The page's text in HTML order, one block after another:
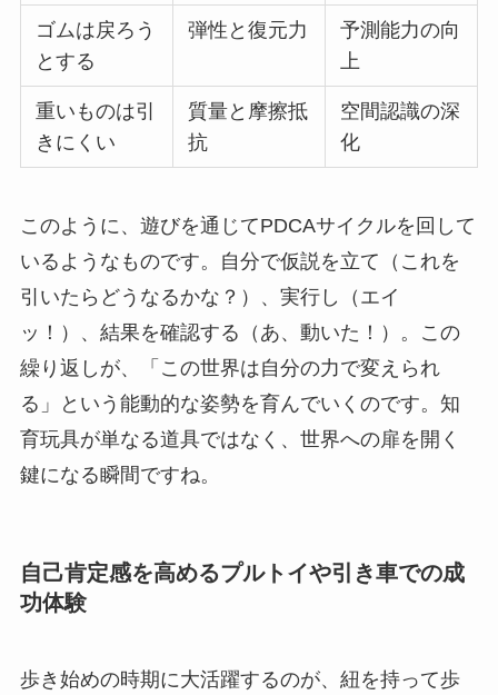
ゴムは戻ろう
とする
弾性と復元力
予測能力の向
上
重いものは引
きにくい
質量と摩擦抵
抗
空間認識の深
化
このように、遊びを通じてPDCAサイクルを回して
いるようなものです。自分で仮説を立て（これを
引いたらどうなるかな？）、実行し（エイ
ッ！）、結果を確認する（あ、動いた！）。この
繰り返しが、「この世界は自分の力で変えられ
る」という能動的な姿勢を育んでいくのです。知
育玩具が単なる道具ではなく、世界への扉を開く
鍵になる瞬間ですね。
自己肯定感を高めるプルトイや引き車での成
功体験
歩き始めの時期に大活躍するのが、紐を持って歩